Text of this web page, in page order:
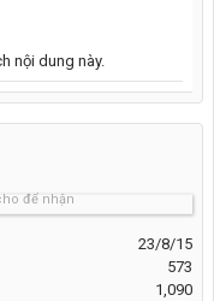
nội dung này.
để nhận
23/8/15
573
1,090